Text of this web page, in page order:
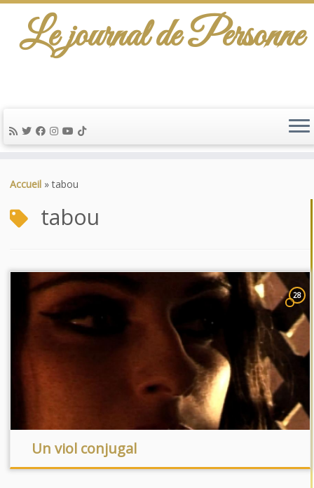
au
Le journal de Personne
Accueil » tabou
tabou
28
Un viol conjugal